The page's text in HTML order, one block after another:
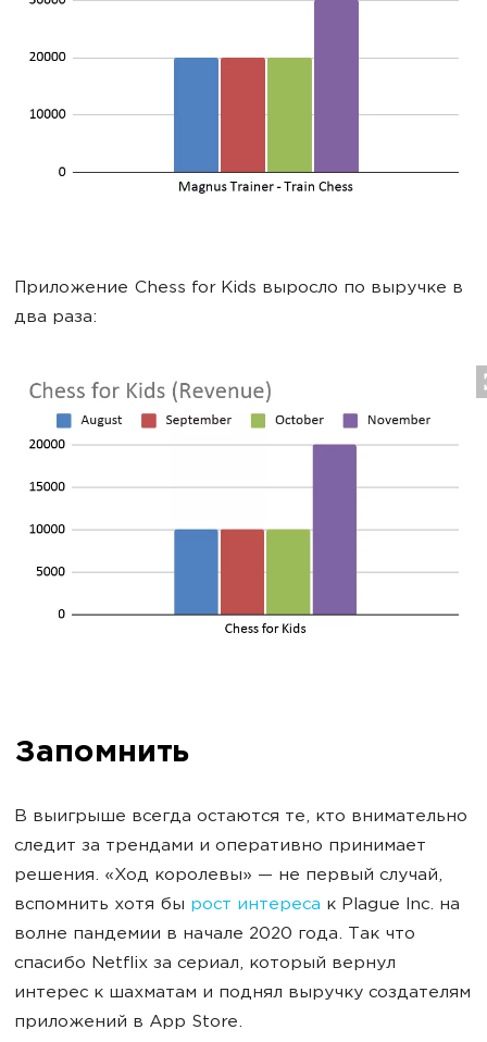
Приложение Chess for Kids выросло по выручке в
два раза:
Запомнить
В выигрыше всегда остаются те, кто внимательно
следит за трендами и оперативно принимает
решения. «Ход королевы» — не первый случай,
вспомнить хотя бы рост интереса к Plague Inc. на
волне пандемии в начале 2020 года. Так что
спасибо Netflix за сериал, который вернул
интерес к шахматам и поднял выручку создателям
приложений в App Store.